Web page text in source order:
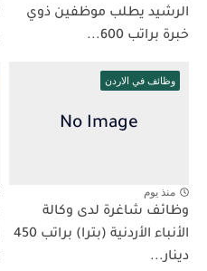
الرشيد يطلب موظفين ذوي
خبرة براتب 600...
وظائف في الاردن
منذ يوم
وظائف شاغرة لدى وكالة
الأنباء الأردنية (بترا) براتب 450
دينار...